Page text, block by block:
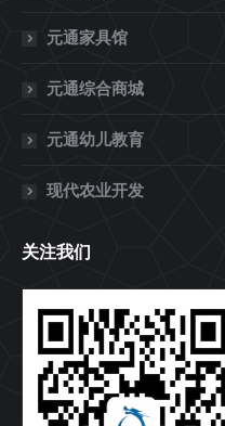
元通家具馆
元通综合商城
元通幼儿教育
现代农业开发
关注我们